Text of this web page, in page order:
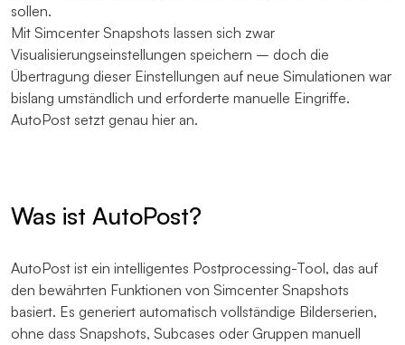
sollen.
Mit Simcenter Snapshots lassen sich zwar
Visualisierungseinstellungen speichern – doch die
Übertragung dieser Einstellungen auf neue Simulationen war
bislang umständlich und erforderte manuelle Eingriffe.
AutoPost setzt genau hier an.
Was ist AutoPost?
AutoPost ist ein intelligentes Postprocessing-Tool, das auf
den bewährten Funktionen von Simcenter Snapshots
basiert. Es generiert automatisch vollständige Bilderserien,
ohne dass Snapshots, Subcases oder Gruppen manuell